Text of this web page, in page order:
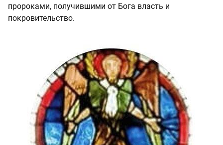
пророками, получившими от Бога власть и
покровительство.